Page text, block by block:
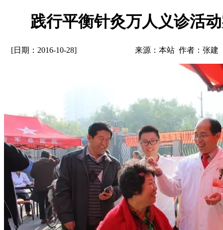
践行平衡针灸万人义诊活
[日期：2016-10-28] 来源：本站 作者：张建